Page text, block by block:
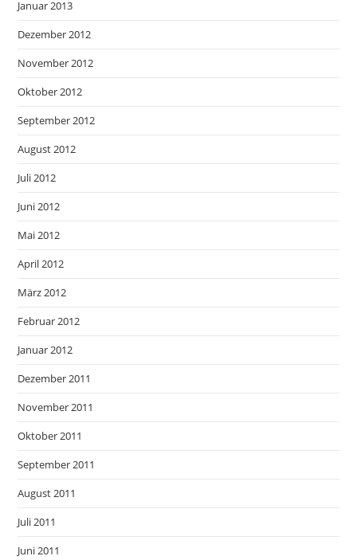
Januar 2013
Dezember 2012
November 2012
Oktober 2012
September 2012
August 2012
Juli 2012
Juni 2012
Mai 2012
April 2012
März 2012
Februar 2012
Januar 2012
Dezember 2011
November 2011
Oktober 2011
September 2011
August 2011
Juli 2011
Juni 2011